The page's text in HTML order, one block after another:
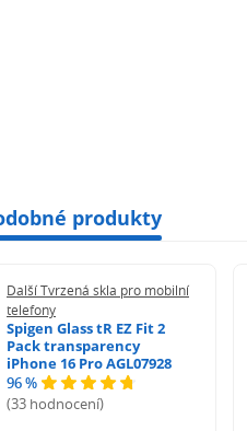
produkty
Další Tvrzená skla pro mobilní
telefony
Spigen Glass tR EZ Fit 2
Pack transparency
iPhone 16 Pro AGL07928
96 %
(33 hodnocení)